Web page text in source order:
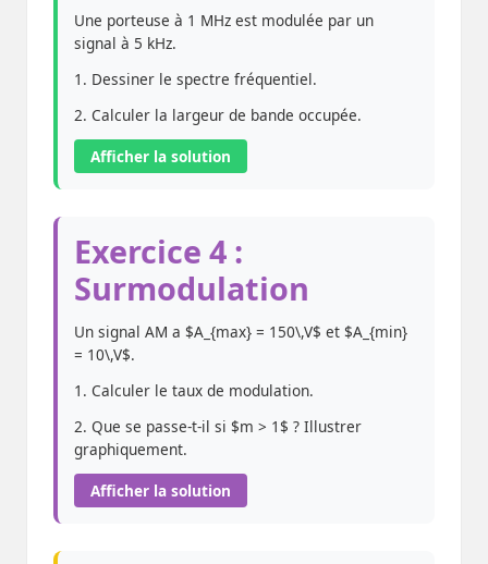
Une porteuse à 1 MHz est modulée par un
signal à 5 kHz.
1. Dessiner le spectre fréquentiel.
2. Calculer la largeur de bande occupée.
Afficher la solution
Exercice 4 :
Surmodulation
Un signal AM a $A_{max} = 150\,V$ et $A_{min}
= 10\,V$.
1. Calculer le taux de modulation.
2. Que se passe-t-il si $m > 1$ ? Illustrer
graphiquement.
Afficher la solution